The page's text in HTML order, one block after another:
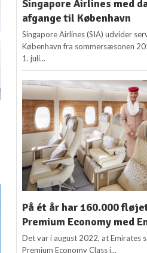
Singapore Airlines med
afgange til København
Singapore Airlines (SIA) udvider
København fra sommersæsonen
1. juli...
På ét år har 160.000
Premium Economy med
Det var i august 2022, at Emirates
Premium Economy Class i...